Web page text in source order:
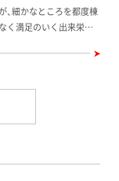
、細かなところを都度棟
く満足のいく出来栄え